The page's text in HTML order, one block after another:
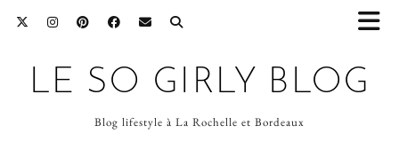
LE SO GIRLY BLOG
Blog lifestyle à La Rochelle et Bordeaux